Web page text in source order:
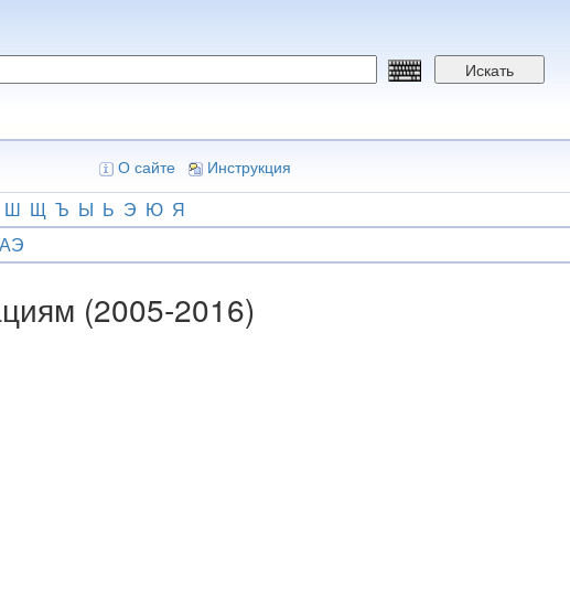
Искать
О сайте Инструкция
Ш Щ Ъ Ы Ь Э Ю Я
АЭ
(2005-2016)